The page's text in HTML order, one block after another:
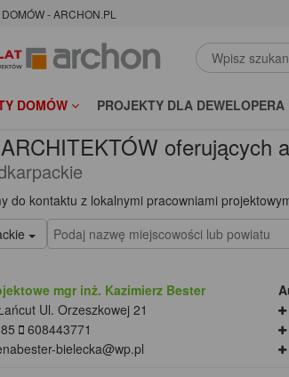
- ARCHON.PL
DOMÓW PROJEKTY DLA DEWELOPERA
oferujących
do kontaktu z lokalnymi pracowniami
mgr inż. Kazimierz Bester
Ul. Orzeszkowej 21
608443771
bielecka@wp.pl